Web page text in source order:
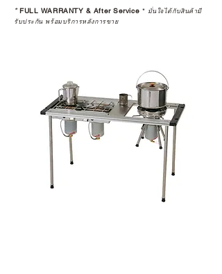
*FULL WARRANTY & After Service * มั่นใจได้กับสินค้ามี
รับประกัน พร้อมบริการหลังการขาย